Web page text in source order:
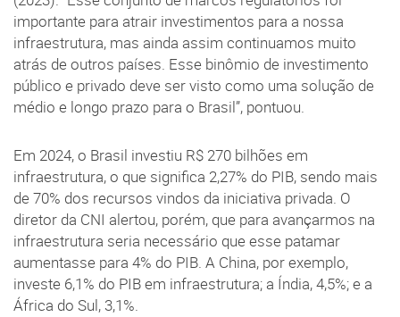
importante para atrair investimentos para a nossa
infraestrutura, mas ainda assim continuamos muito
atrás de outros países. Esse binômio de investimento
público e privado deve ser visto como uma solução de
médio e longo prazo para o Brasil”, pontuou.
Em 2024, o Brasil investiu R$ 270 bilhões em
infraestrutura, o que significa 2,27% do PIB, sendo mais
de 70% dos recursos vindos da iniciativa privada. O
diretor da CNI alertou, porém, que para avançarmos na
infraestrutura seria necessário que esse patamar
aumentasse para 4% do PIB. A China, por exemplo,
investe 6,1% do PIB em infraestrutura; a Índia, 4,5%; e a
África do Sul, 3,1%.